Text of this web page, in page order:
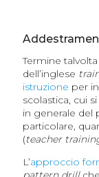
Termine
dell’inglese
istruzione per
scolastica, cui
in generale del
particolare,
(teacher
L’approccio